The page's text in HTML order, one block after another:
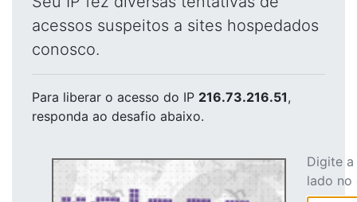
acessos suspeitos a sites hospedados
conosco.
Para liberar o acesso do IP 216.73.216.51,
responda ao desafio abaixo.
Digite
lado no